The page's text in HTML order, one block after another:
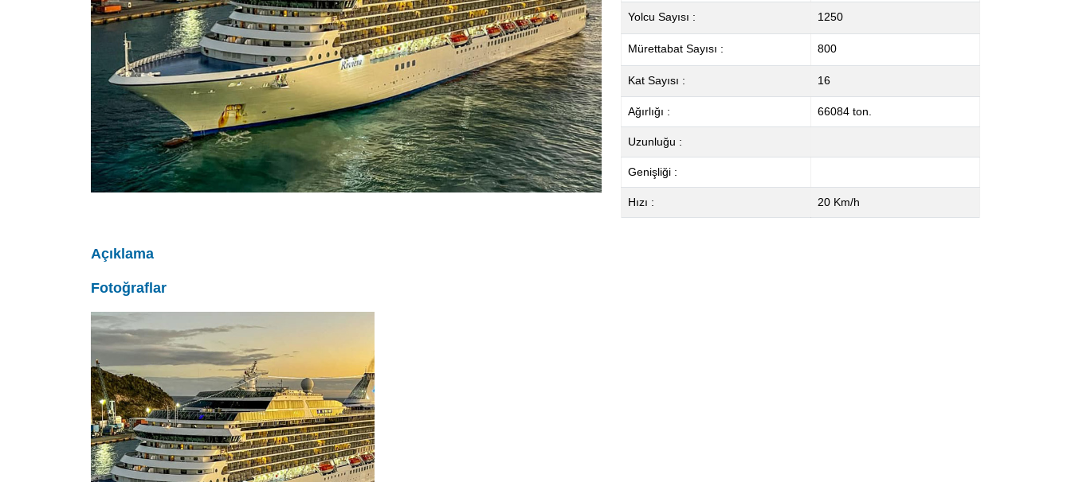
Yolcu Sayısı : 1250
Mürettabat Sayısı : 800
Kat Sayısı : 16
Ağırlığı : 66084 ton.
Uzunluğu :
Genişliği :
Hızı : 20 Km/h
Açıklama
Fotoğraflar